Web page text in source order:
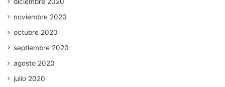
noviembre 2020
octubre 2020
septiembre 2020
agosto 2020
julio 2020